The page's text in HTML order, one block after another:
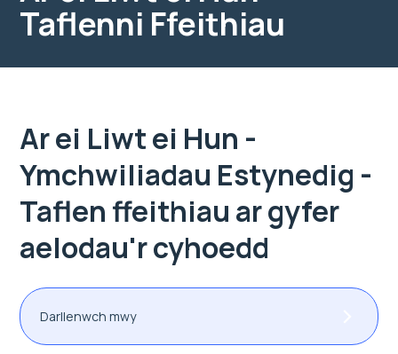
Taflenni Ffeithiau
Ar ei Liwt ei Hun -
Ymchwiliadau Estynedig -
Taflen ffeithiau ar gyfer
aelodau'r cyhoedd
Darllenwch mwy